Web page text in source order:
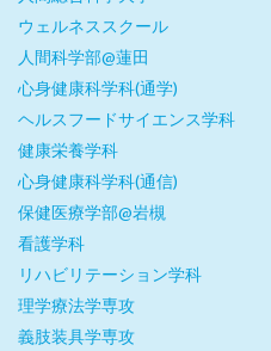
ウェルネススクール
人間科学部@蓮田
心身健康科学科(通学)
ヘルスフードサイエンス学科
健康栄養学科
心身健康科学科(通信)
保健医療学部@岩槻
看護学科
リハビリテーション学科
理学療法学専攻
義肢装具学専攻